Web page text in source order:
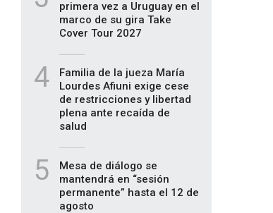
primera vez a Uruguay en el
marco de su gira Take
Cover Tour 2027
4
Familia de la jueza María
Lourdes Afiuni exige cese
de restricciones y libertad
plena ante recaída de
salud
5
Mesa de diálogo se
mantendrá en “sesión
permanente” hasta el 12 de
agosto